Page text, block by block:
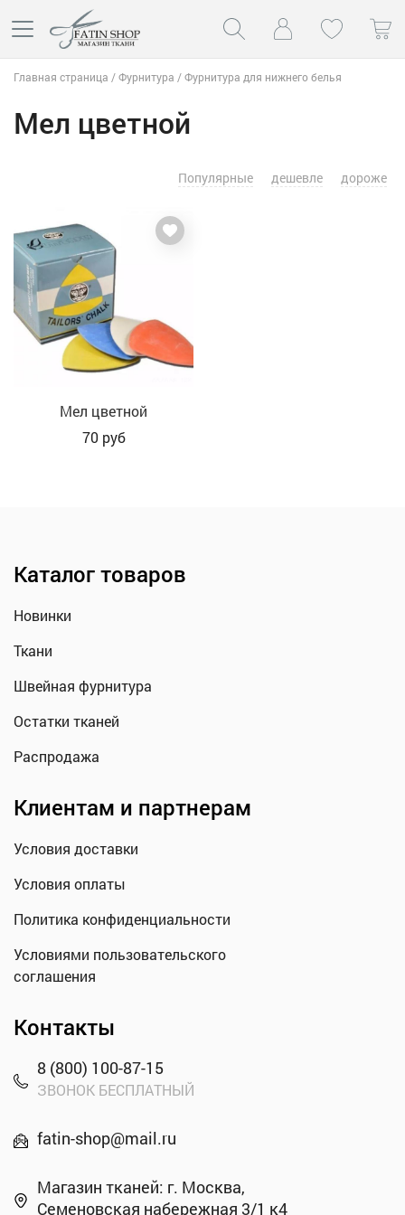
Главная страница /Фурнитура /Фурнитура для нижнего белья
Мел цветной
Популярные дешевле дороже
Мел цветной
70руб
Каталог товаров
Новинки
Ткани
Швейная фурнитура
Остатки тканей
Распродажа
Клиентам и партнерам
Условия доставки
Условия оплаты
Политика конфиденциальности
Условиями пользовательского
соглашения
Контакты
8 (800) 100-87-15
ЗВОНОК БЕСПЛАТНЫЙ
fatin-shop@mail.ru
Магазин тканей: г. Москва,
Семеновская набережная 3/1 к4